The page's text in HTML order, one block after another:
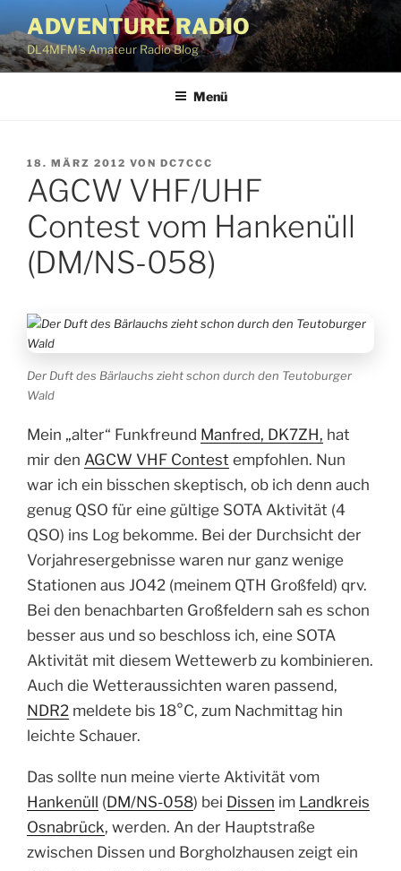
Inhalt
springen
ADVENTURE RADIO
DL4MFM's Amateur Radio Blog
Menü
VERÖFFENTLICHT
AM
18. MÄRZ 2012 VON DC7CCC
AGCW VHF/UHF
Contest vom Hankenüll
(DM/NS-058)
Der Duft des Bärlauchs zieht schon durch den Teutoburger
Wald
Mein „alter“ Funkfreund Manfred, DK7ZH, hat
mir den AGCW VHF Contest empfohlen. Nun
war ich ein bisschen skeptisch, ob ich denn auch
genug QSO für eine gültige SOTA Aktivität (4
QSO) ins Log bekomme. Bei der Durchsicht der
Vorjahresergebnisse waren nur ganz wenige
Stationen aus JO42 (meinem QTH Großfeld) qrv.
Bei den benachbarten Großfeldern sah es schon
besser aus und so beschloss ich, eine SOTA
Aktivität mit diesem Wettewerb zu kombinieren.
Auch die Wetteraussichten waren passend,
NDR2 meldete bis 18°C, zum Nachmittag hin
leichte Schauer.
Das sollte nun meine vierte Aktivität vom
Hankenüll (DM/NS-058) bei Dissen im Landkreis
Osnabrück, werden. An der Hauptstraße
zwischen Dissen und Borgholzhausen zeigt ein